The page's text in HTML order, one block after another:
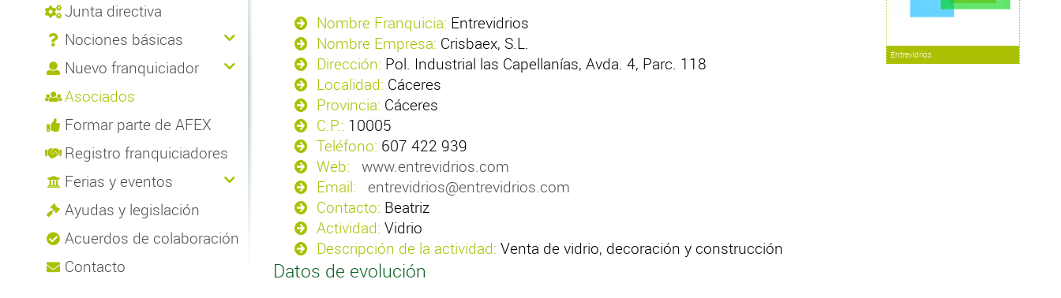
Junta directiva
Nociones básicas
Nuevo franquiciador
Asociados
Formar parte de AFEX
Registro franquiciadores
Ferias y eventos
Ayudas y legislación
Acuerdos de colaboración
Contacto
Entrevidrios
Nombre Franquicia: Entrevidrios
Nombre Empresa: Crisbaex, S.L.
Dirección: Pol. Industrial las Capellanías, Avda. 4, Parc. 118
Localidad: Cáceres
Provincia: Cáceres
C.P.: 10005
Teléfono: 607 422 939
Web:
www.entrevidrios.com
Email:
entrevidrios@entrevidrios.com
Contacto: Beatriz
Actividad: Vidrio
Descripción de la actividad: Venta de vidrio, decoración y construcción
Datos de evolución